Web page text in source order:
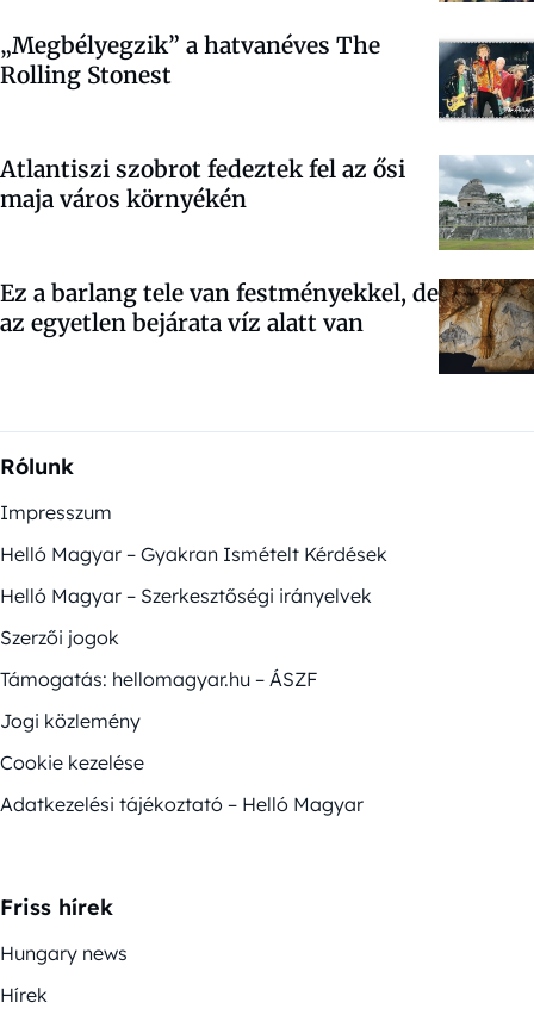
„Megbélyegzik” a hatvanéves The
Rolling Stonest
Atlantiszi szobrot fedeztek fel az ősi
maja város környékén
Ez a barlang tele van festményekkel, de
az egyetlen bejárata víz alatt van
Rólunk
Impresszum
Helló Magyar – Gyakran Ismételt Kérdések
Helló Magyar – Szerkesztőségi irányelvek
Szerzői jogok
Támogatás: hellomagyar.hu – ÁSZF
Jogi közlemény
Cookie kezelése
Adatkezelési tájékoztató – Helló Magyar
Friss hírek
Hungary news
Hírek